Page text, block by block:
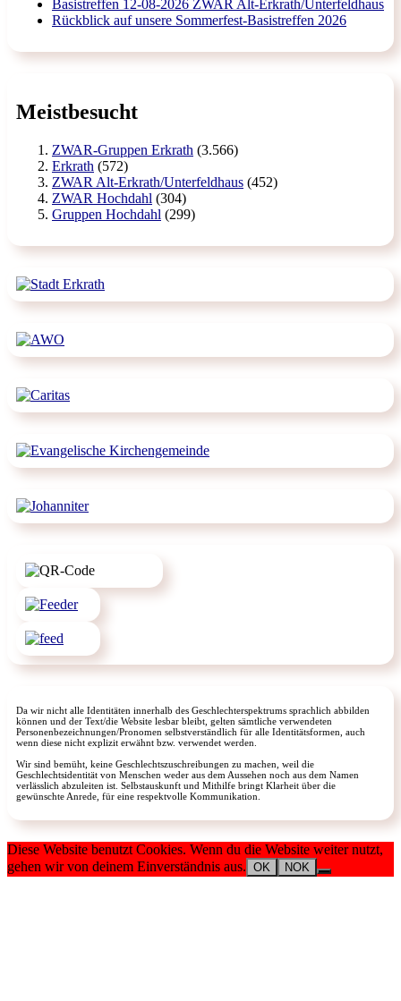
Basistreffen 12-08-2026 ZWAR Alt-Erkrath/Unterfeldhaus
Rückblick auf unsere Sommerfest-Basistreffen 2026
Meistbesucht
ZWAR-Gruppen Erkrath (3.566)
Erkrath (572)
ZWAR Alt-Erkrath/Unterfeldhaus (452)
ZWAR Hochdahl (304)
Gruppen Hochdahl (299)
Da wir nicht alle Identitäten innerhalb des Geschlechterspektrums sprachlich abbilden
können und der Text/die Website lesbar bleibt, gelten sämtliche verwendeten
Personenbezeichnungen/Pronomen selbstverständlich für alle Identitätsformen, auch
wenn diese nicht explizit erwähnt bzw. verwendet werden.
Wir sind bemüht, keine Geschlechtszuschreibungen zu machen, weil die
Geschlechtsidentität von Menschen weder aus dem Aussehen noch aus dem Namen
verlässlich abzuleiten ist. Selbstauskunft und Mithilfe bringt Klarheit über die
gewünschte Anrede, für eine respektvolle Kommunikation.
Diese Website benutzt Cookies. Wenn du die Website weiter nutzt,
gehen wir von deinem Einverständnis aus. OK NOK